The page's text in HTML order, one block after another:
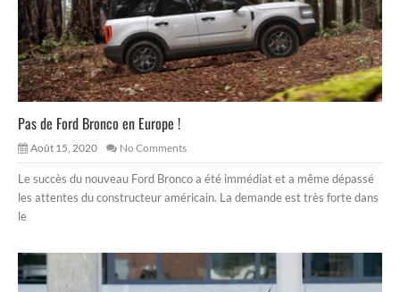
Pas de Ford Bronco en Europe !
Août 15, 2020 No Comments
Le succès du nouveau Ford Bronco a été immédiat et a même dépassé
les attentes du constructeur américain. La demande est très forte dans
le